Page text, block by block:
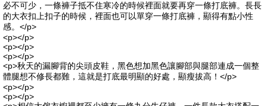
必不可少，一條褲子抵不住寒冷的時候裡面就要再穿一條打底褲。長長
的大衣扣上扣子的時候，裡面也可以單穿一條打底褲，顯得有點小性
感。</p>
<p></p>
<p></p>
<p></p>
<p>秋天的漏腳背的尖頭皮鞋，黑色想加黑色讓腳部與腿部連成一個整
體腿想不修長都難，這就是打底最明顯的好處，顯瘦拔高！</p>
<p></p>
<p></p>